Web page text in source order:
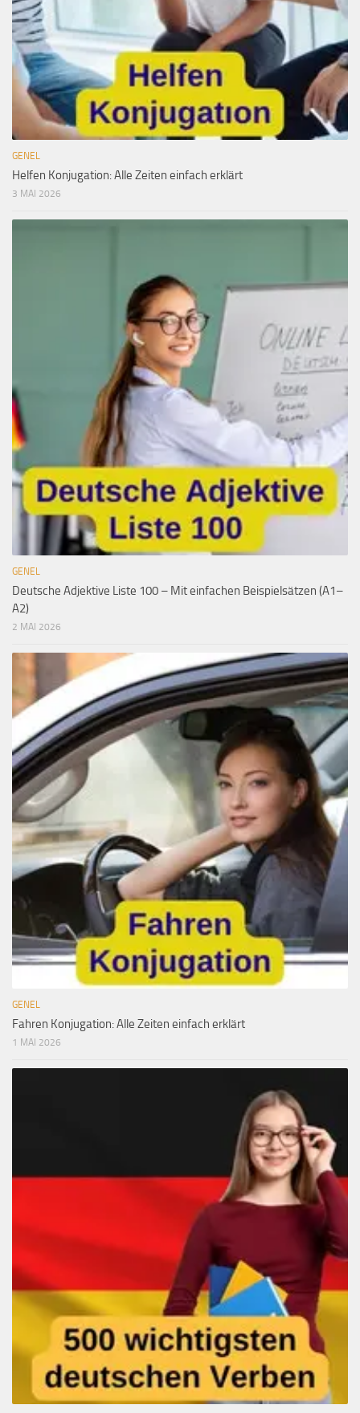
GENEL
Helfen Konjugation: Alle Zeiten einfach erklärt
3 MAI 2026
GENEL
Deutsche Adjektive Liste 100 – Mit einfachen Beispielsätzen (A1–
A2)
2 MAI 2026
GENEL
Fahren Konjugation: Alle Zeiten einfach erklärt
1 MAI 2026